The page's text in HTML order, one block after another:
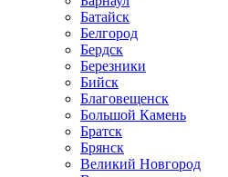
Батайск
Белгород
Бердск
Березники
Бийск
Благовещенск
Большой Камень
Братск
Брянск
Великий Новгород